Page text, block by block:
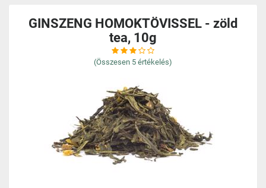
GINSZENG HOMOKTÖVISSEL - zöld
tea, 10g
(Összesen 5 értékelés)